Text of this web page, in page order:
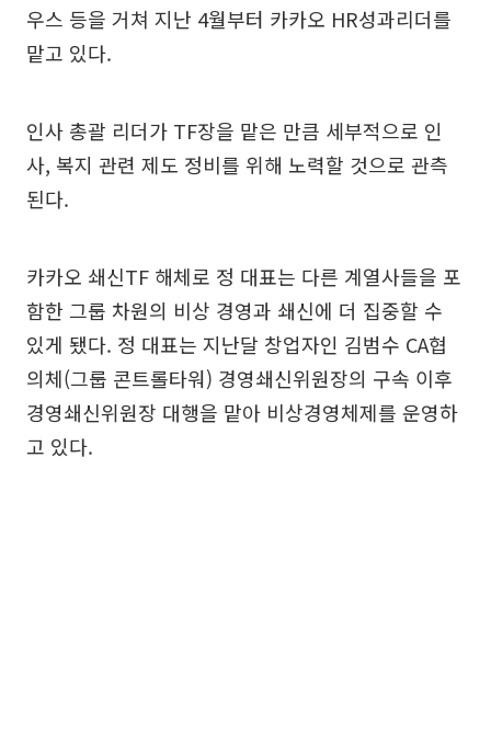
우스 등을 거쳐 지난 4월부터 카카오 HR성과리더를
맡고 있다.
인사 총괄 리더가 TF장을 맡은 만큼 세부적으로 인
사, 복지 관련 제도 정비를 위해 노력할 것으로 관측
된다.
카카오 쇄신TF 해체로 정 대표는 다른 계열사들을 포
함한 그룹 차원의 비상 경영과 쇄신에 더 집중할 수
있게 됐다. 정 대표는 지난달 창업자인 김범수 CA협
의체(그룹 콘트롤타워) 경영쇄신위원장의 구속 이후
경영쇄신위원장 대행을 맡아 비상경영체제를 운영하
고 있다.